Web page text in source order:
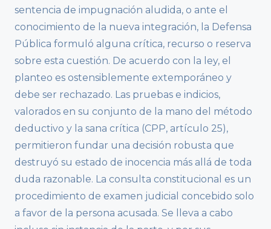
sentencia de impugnación aludida, o ante el
conocimiento de la nueva integración, la Defensa
Pública formuló alguna crítica, recurso o reserva
sobre esta cuestión. De acuerdo con la ley, el
planteo es ostensiblemente extemporáneo y
debe ser rechazado. Las pruebas e indicios,
valorados en su conjunto de la mano del método
deductivo y la sana crítica (CPP, artículo 25),
permitieron fundar una decisión robusta que
destruyó su estado de inocencia más allá de toda
duda razonable. La consulta constitucional es un
procedimiento de examen judicial concebido solo
a favor de la persona acusada. Se lleva a cabo